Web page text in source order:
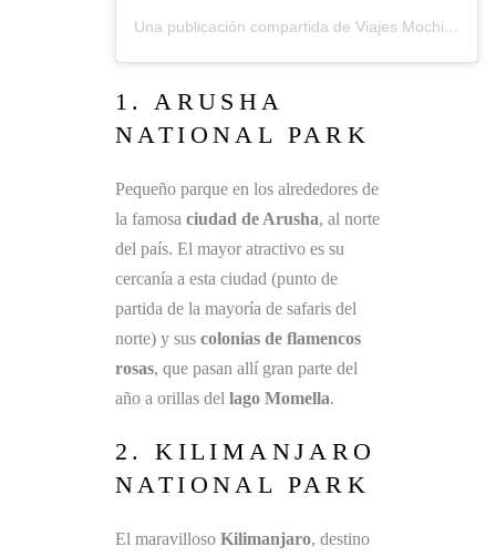
Una publicación compartida de Viajes Mochileros (@viajesmochileros)
1. ARUSHA
NATIONAL PARK
Pequeño parque en los alrededores de
la famosa ciudad de Arusha, al norte
del país. El mayor atractivo es su
cercanía a esta ciudad (punto de
partida de la mayoría de safaris del
norte) y sus colonias de flamencos
rosas, que pasan allí gran parte del
año a orillas del lago Momella.
2. KILIMANJARO
NATIONAL PARK
El maravilloso Kilimanjaro, destino